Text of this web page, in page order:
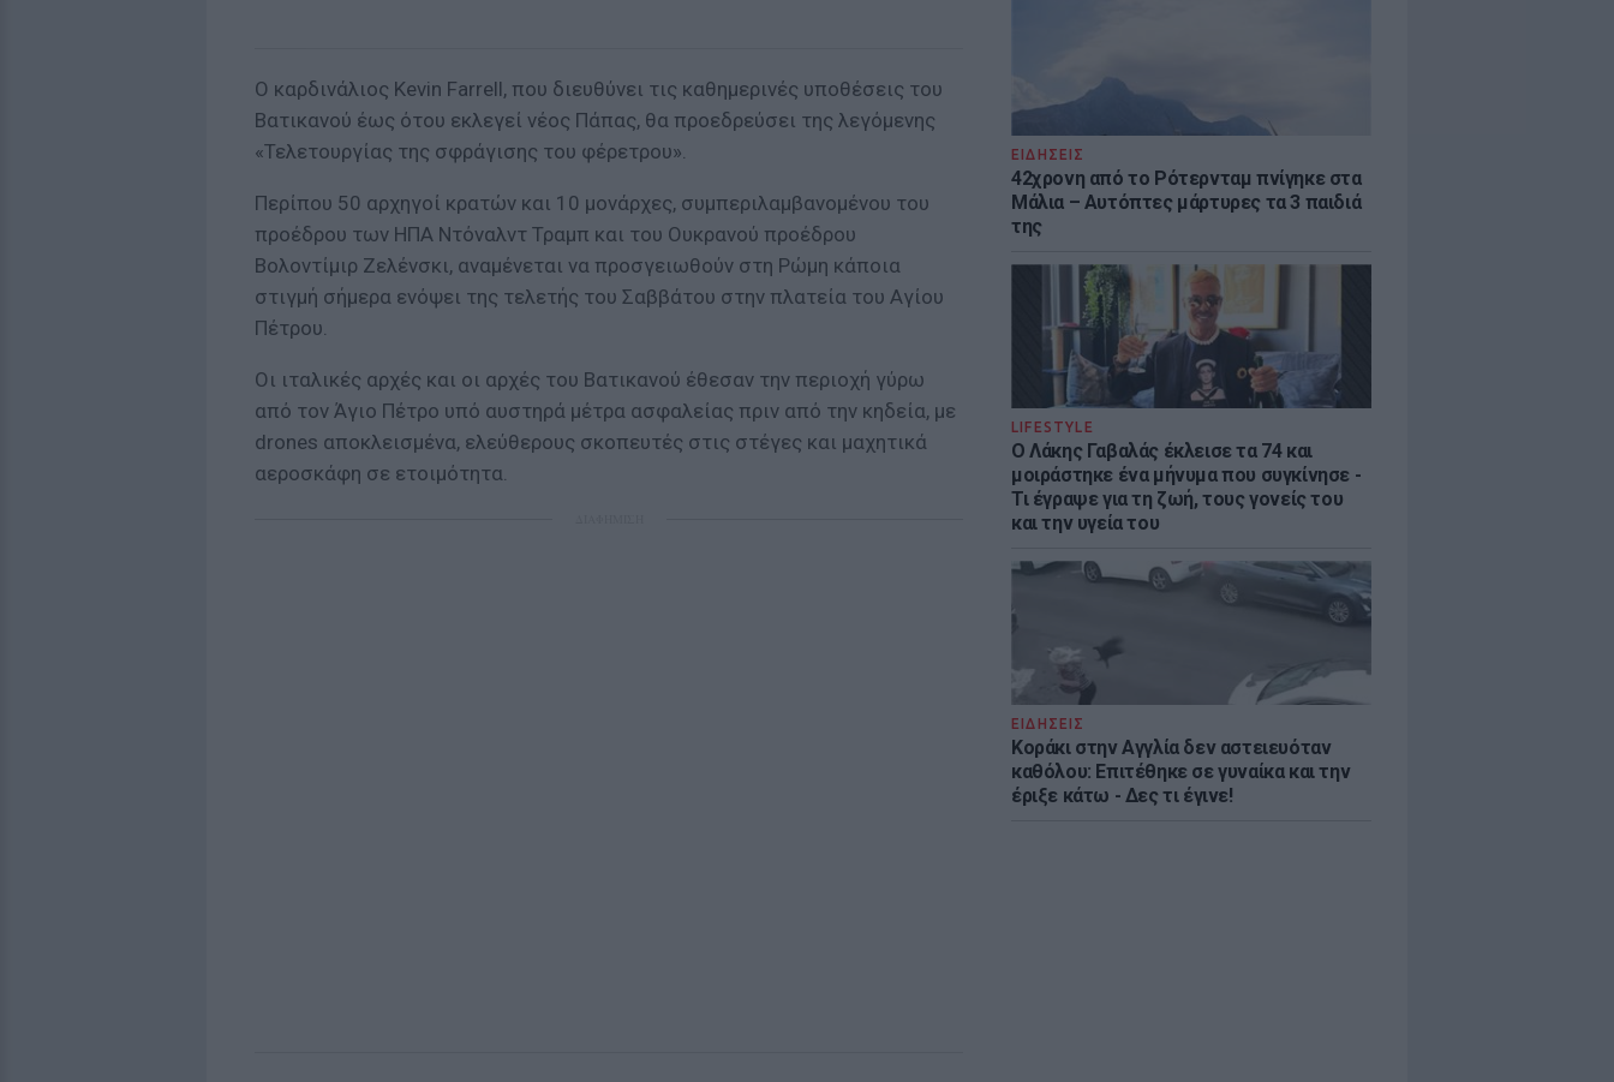
ΕΙΔΗΣΕΙΣ
42χρονη από το Ρότερνταμ πνίγηκε στα
Μάλια – Αυτόπτες μάρτυρες τα 3 παιδιά
της
LIFESTYLE
Ο Λάκης Γαβαλάς έκλεισε τα 74 και
μοιράστηκε ένα μήνυμα που συγκίνησε -
Τι έγραψε για τη ζωή, τους γονείς του
και την υγεία του
ΕΙΔΗΣΕΙΣ
Kοράκι στην Αγγλία δεν αστειευόταν
καθόλου: Επιτέθηκε σε γυναίκα και την
έριξε κάτω - Δες τι έγινε!
Ο καρδινάλιος Kevin Farrell, που διευθύνει τις καθημερινές υποθέσεις του
Βατικανού έως ότου εκλεγεί νέος Πάπας, θα προεδρεύσει της λεγόμενης
«Τελετουργίας της σφράγισης του φέρετρου».
Περίπου 50 αρχηγοί κρατών και 10 μονάρχες, συμπεριλαμβανομένου του
προέδρου των ΗΠΑ Ντόναλντ Τραμπ και του Ουκρανού προέδρου
Βολοντίμιρ Ζελένσκι, αναμένεται να προσγειωθούν στη Ρώμη κάποια
στιγμή σήμερα ενόψει της τελετής του Σαββάτου στην πλατεία του Αγίου
Πέτρου.
Οι ιταλικές αρχές και οι αρχές του Βατικανού έθεσαν την περιοχή γύρω
από τον Άγιο Πέτρο υπό αυστηρά μέτρα ασφαλείας πριν από την κηδεία, με
drones αποκλεισμένα, ελεύθερους σκοπευτές στις στέγες και μαχητικά
αεροσκάφη σε ετοιμότητα.